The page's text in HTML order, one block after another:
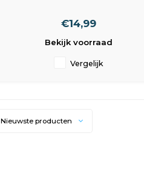
€14,99
Bekijk voorraad
Vergelijk
Nieuwste producten